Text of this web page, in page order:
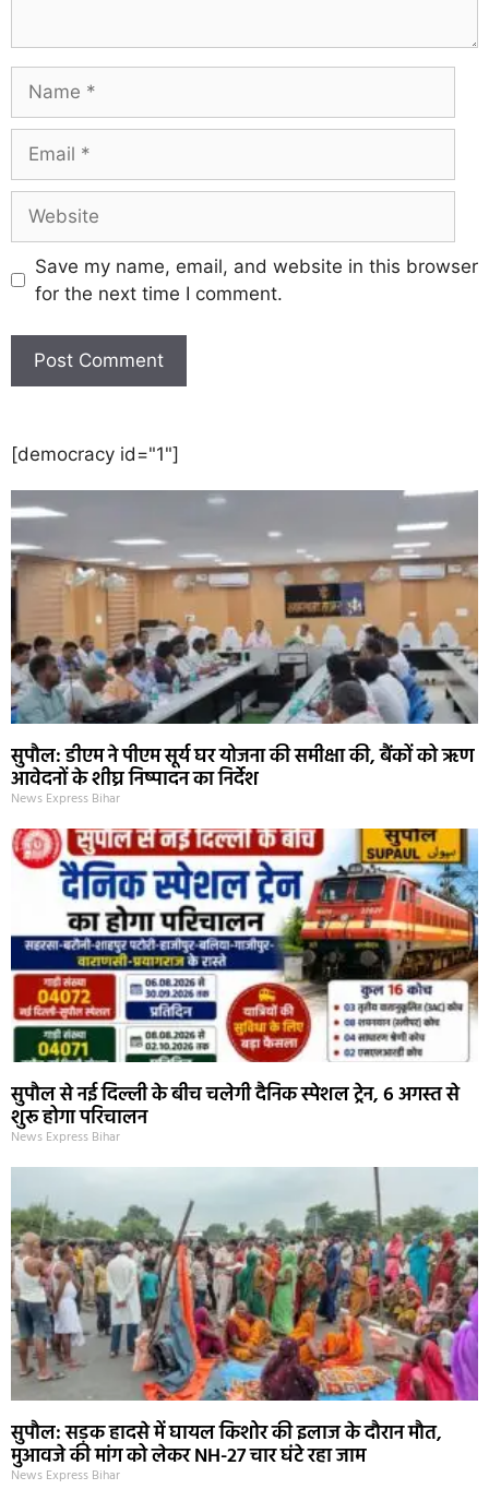
Save my name, email, and website in this browser
for the next time I comment.
[democracy id="1"]
सुपौल: डीएम ने पीएम सूर्य घर योजना की समीक्षा की, बैंकों को ऋण
आवेदनों के शीघ्र निष्पादन का निर्देश
News Express Bihar
सुपौल से नई दिल्ली के बीच चलेगी दैनिक स्पेशल ट्रेन, 6 अगस्त से
शुरू होगा परिचालन
News Express Bihar
सुपौल: सड़क हादसे में घायल किशोर की इलाज के दौरान मौत,
मुआवजे की मांग को लेकर NH-27 चार घंटे रहा जाम
News Express Bihar